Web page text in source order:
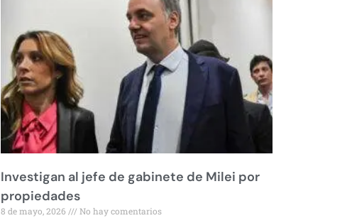
Investigan al jefe de gabinete de Milei por
propiedades
8 de mayo, 2026 No hay comentarios